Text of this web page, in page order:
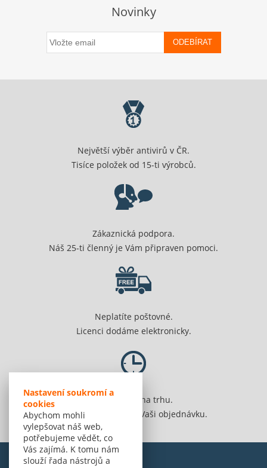
Nastavení soukromí a
cookies
Abychom mohli
vylepšovat náš web,
potřebujeme vědět, co
Vás zajímá. K tomu nám
slouží řada nástrojů a
Novinky
ODEBÍRAT
Největší výběr antivirů v ČR.
Tisíce položek od 15-ti výrobců.
Zákaznická podpora.
Náš 25-ti členný je Vám připraven pomoci.
Neplatíte poštovné.
Licenci dodáme elektronicky.
Jsme 20 let na trhu.
Spolehlivě vyřídíme Vaši objednávku.